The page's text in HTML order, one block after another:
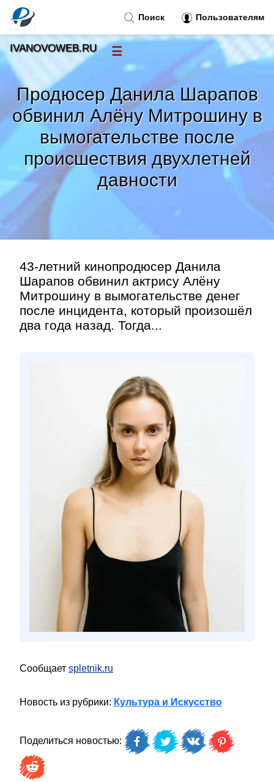
Продюсер Данила Шарапов
обвинил Алёну Митрошину в
вымогательстве после
происшествия двухлетней
давности
43-летний кинопродюсер Данила
Шарапов обвинил актрису Алёну
Митрошину в вымогательстве денег
после инцидента, который произошёл
два года назад. Тогда...
Сообщает spletnik.ru
Новость из рубрики: Культура и Искусство
Поделиться новостью:
Поиск Пользователям
IVANOVOWEB.RU ☰
Тренды новостей»
Рубрики»
Правила »
Контакт